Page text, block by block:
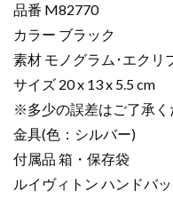
ノ･
PDV
ブ
ラ
ッ
ク
M82770
モ
ノ
品番 M82770
カラー ブラック
素材 モノグラム･エクリ
サイズ 20 x 13 x 5.5 cm
※多少の誤差はご了承く
金具(色：シルバー)
付属品 箱・保存袋
ルイヴィトン ハンドバ